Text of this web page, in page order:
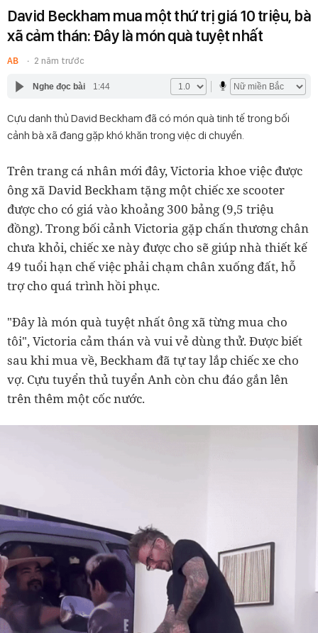
David Beckham mua một thứ trị giá 10 triệu, bà
xã cảm thán: Đây là món quà tuyệt nhất
AB 2 năm trước
Nghe đọc bài 1:44
Cựu danh thủ David Beckham đã có món quà tinh tế trong bối
cảnh bà xã đang gặp khó khăn trong việc di chuyển.
Trên trang cá nhân mới đây, Victoria khoe việc được
ông xã David Beckham tặng một chiếc xe scooter
được cho có giá vào khoảng 300 bảng (9,5 triệu
đồng). Trong bối cảnh Victoria gặp chấn thương chân
chưa khỏi, chiếc xe này được cho sẽ giúp nhà thiết kế
49 tuổi hạn chế việc phải chạm chân xuống đất, hỗ
trợ cho quá trình hồi phục.
"Đây là món quà tuyệt nhất ông xã từng mua cho
tôi", Victoria cảm thán và vui vẻ dùng thử. Được biết
sau khi mua về, Beckham đã tự tay lắp chiếc xe cho
vợ. Cựu tuyển thủ tuyển Anh còn chu đáo gắn lên
trên thêm một cốc nước.